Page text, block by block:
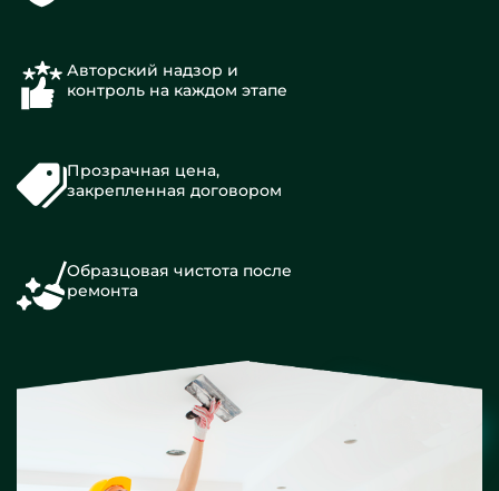
Авторский надзор и
контроль на каждом этапе
Прозрачная цена,
закрепленная договором
Образцовая чистота после
ремонта